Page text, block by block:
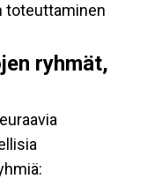
toteuttaminen
ryhmät,